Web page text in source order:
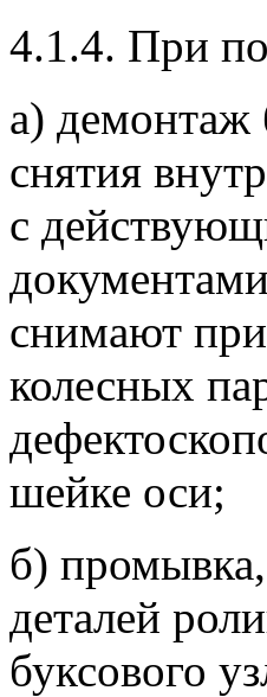
4.1.4. При
а) демонтаж
снятия
с
снимают
колесных
шейке оси;
б)
деталей
буксового